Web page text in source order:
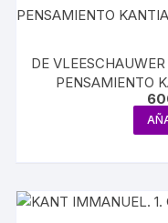
DE
PENSAMIENTO